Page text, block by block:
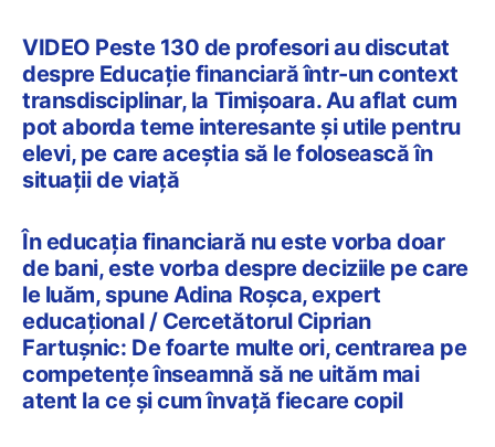
VIDEO Peste 130 de profesori au discutat
despre Educație financiară într-un context
transdisciplinar, la Timișoara. Au aflat cum
pot aborda teme interesante și utile pentru
elevi, pe care aceștia să le folosească în
situații de viață
În educația financiară nu este vorba doar
de bani, este vorba despre deciziile pe care
le luăm, spune Adina Roșca, expert
educațional / Cercetătorul Ciprian
Fartuşnic: De foarte multe ori, centrarea pe
competențe înseamnă să ne uităm mai
atent la ce și cum învață fiecare copil